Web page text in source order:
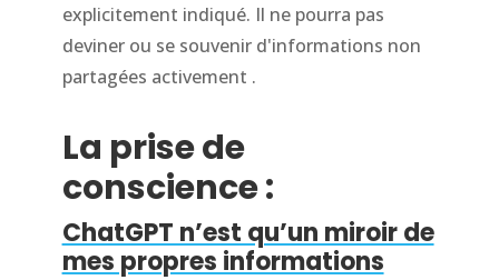
explicitement indiqué. Il ne pourra pas
deviner ou se souvenir d'informations non
partagées activement .
La prise de
conscience :
ChatGPT n’est qu’un miroir de
mes propres informations